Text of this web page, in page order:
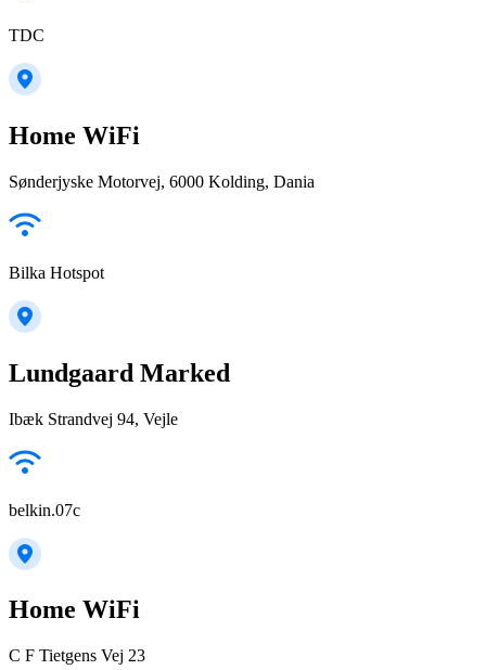
TDC
Home WiFi
Sønderjyske Motorvej, 6000 Kolding, Dania
Bilka Hotspot
Lundgaard Marked
Ibæk Strandvej 94, Vejle
belkin.07c
Home WiFi
C F Tietgens Vej 23